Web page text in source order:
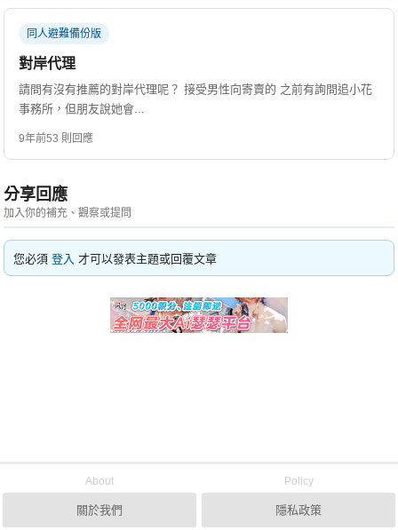
同人避難備份版
對岸代理
請問有沒有推薦的對岸代理呢？ 接受男性向寄賣的 之前有詢問追小花
事務所，但朋友說她會...
9年前53 則回應
分享回應
加入你的補充、觀察或提問
您必須登入 才可以發表主題或回覆文章
About
關於我們
Policy
隱私政策